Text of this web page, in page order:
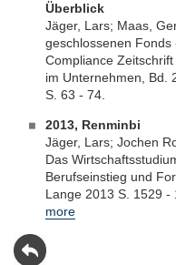
Überblick
Jäger, Lars; Maas,
geschlossenen
Compliance
im Unternehmen, Bd.
S. 63 - 74.
2013, Renminbi
Jäger, Lars; Jochen
Das
Berufseinstieg und
Lange 2013 S. 1529 -
more